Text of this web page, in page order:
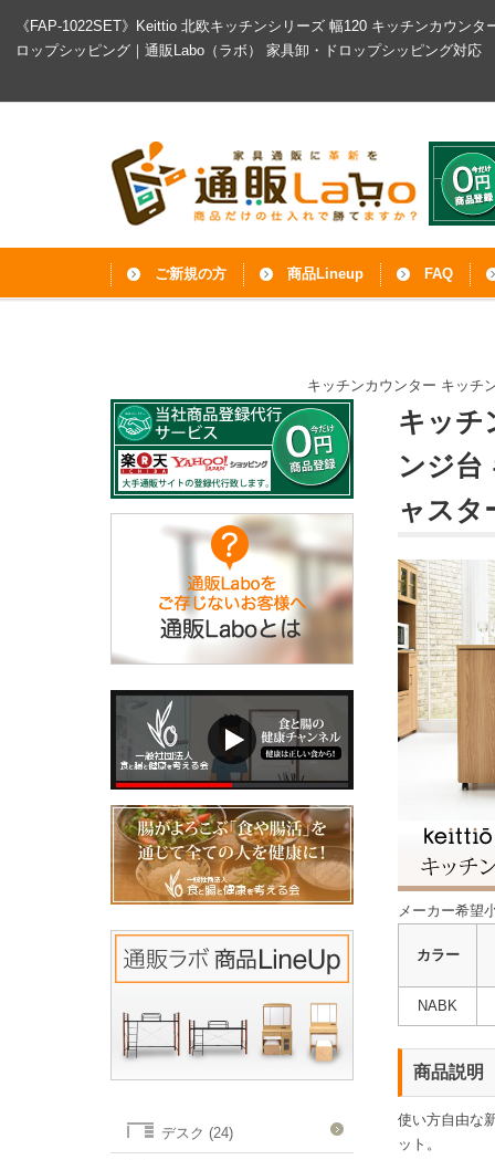
《FAP-1022SET》Keittio 北欧キッチンシリーズ 幅120 キッチンカウン
ロップシッピング｜通販Labo（ラボ） 家具卸・ドロップシッピング対応
ご新規の方 商品Lineup FAQ
キッチンカウンター キッチ
キッチ
ンジ台
ャスタ
メーカー希望
カラー
NABK
商品説明
使い方自由な
ット。
デスク (24)